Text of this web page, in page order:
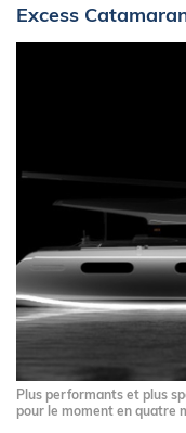
Excess
Plus performants et plus
pour le moment en quatre